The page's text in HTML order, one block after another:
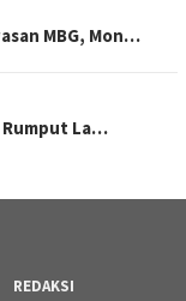
MBG, Mon…
Rumput La…
REDAKSI